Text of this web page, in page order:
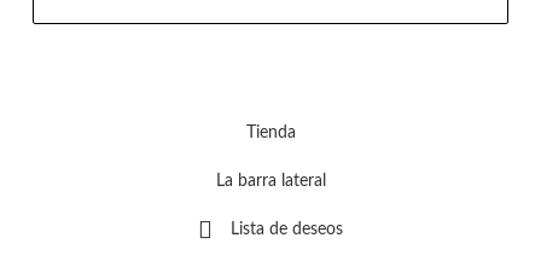
Tienda
La barra lateral
Lista de deseos